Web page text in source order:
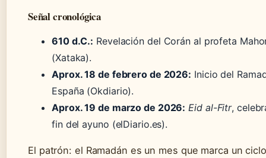
Señal cronológica
610 d.C.: Revelación del Corán al profeta
(Xataka).
Aprox. 18 de febrero de 2026: Inicio del
España (Okdiario).
Aprox. 19 de marzo de 2026: Eid al-Fitr,
fin del ayuno (elDiario.es).
El patrón: el Ramadán es un mes que marca un